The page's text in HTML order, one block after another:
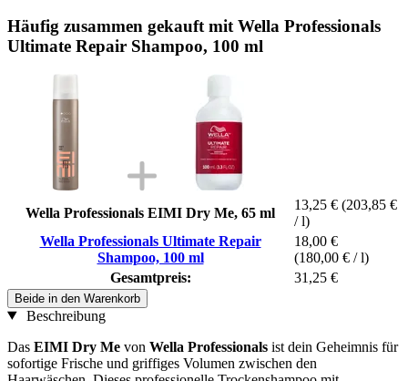
Häufig zusammen gekauft mit Wella Professionals
Ultimate Repair Shampoo, 100 ml
Wella Professionals EIMI Dry Me, 65 ml
13,25 € (203,85 €
/ l)
Wella Professionals Ultimate Repair
Shampoo, 100 ml
18,00 €
(180,00 € / l)
Gesamtpreis:
31,25 €
Beide in den Warenkorb
Beschreibung
Das EIMI Dry Me von Wella Professionals ist dein Geheimnis für
sofortige Frische und griffiges Volumen zwischen den